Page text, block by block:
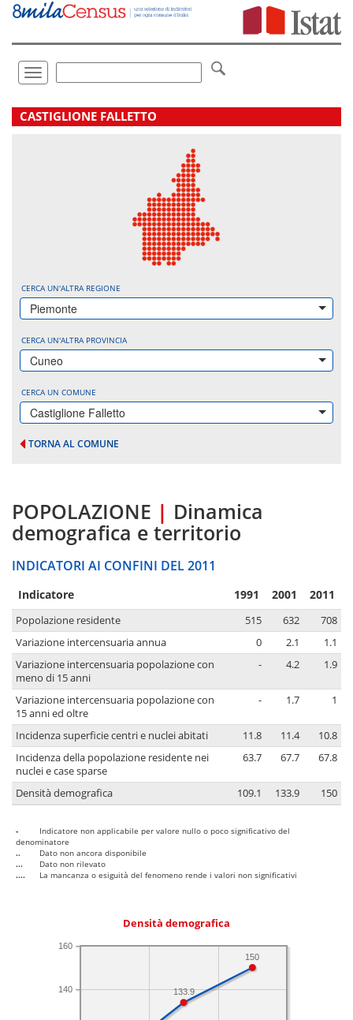
Vai
direttamente
Toggle
navigation
.
CASTIGLIONE FALLETTO
CERCA UN'ALTRA REGIONE
Piemonte
CERCA UN'ALTRA PROVINCIA
Cuneo
CERCA UN COMUNE
Castiglione Falletto
TORNA AL COMUNE
POPOLAZIONE | Dinamica
demografica e territorio
INDICATORI AI CONFINI DEL 2011
Indicatore 1991 2001 2011
Popolazione residente 515 632
708
Variazione intercensuaria annua
0 2.1
1.1
Variazione intercensuaria popolazione con
meno di 15 anni
- 4.2 1.9
Variazione intercensuaria popolazione con
15 anni ed oltre
- 1.7 1
Incidenza superficie centri e nuclei abitati 11.8 11.4
10.8
Incidenza della popolazione residente nei
nuclei e case sparse
63.7 67.7 67.8
Densità demografica 109.1 133.9 150
-
Indicatore non applicabile per valore nullo o poco significativo del
denominatore
..
Dato non ancora disponibile
...
Dato non rilevato
....
La mancanza o esiguità del fenomeno rende i valori non significativi
Densità demografica
140
160
150
133.9